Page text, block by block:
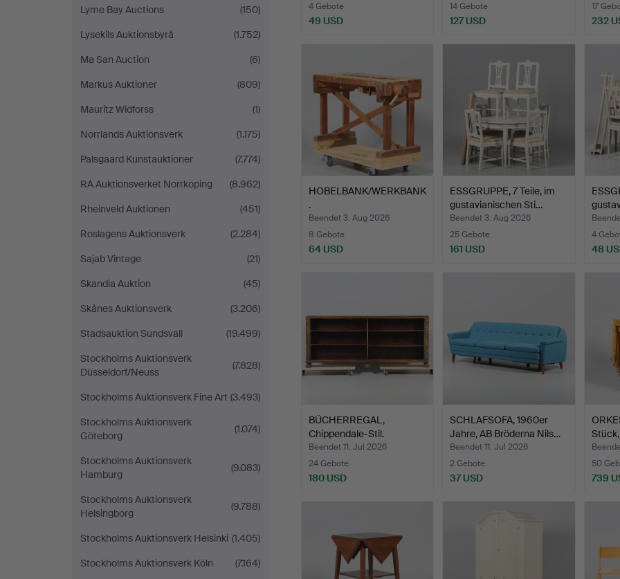
Lyme Bay Auctions
(150)
Lysekils Auktionsbyrå
(1.752)
Ma San Auction
(6)
Markus Auktioner
(809)
Mauritz Widforss
(1)
Norrlands Auktionsverk
(1.175)
Palsgaard Kunstauktioner
(7.774)
RA Auktionsverket Norrköping
(8.962)
Rheinveld Auktionen
(451)
Roslagens Auktionsverk
(2.284)
Sajab Vintage
(21)
Skandia Auktion
(45)
Skånes Auktionsverk
(3.206)
Stadsauktion Sundsvall
(19.499)
Stockholms Auktionsverk
Düsseldorf/Neuss
(7.828)
Stockholms Auktionsverk Fine Art (3.493)
Stockholms Auktionsverk
Göteborg
(1.074)
Stockholms Auktionsverk
Hamburg
(9.083)
Stockholms Auktionsverk
Helsingborg
(9.788)
Stockholms Auktionsverk Helsinki (1.405)
Stockholms Auktionsverk Köln
(7.164)
4 Gebote
49 USD
14 Gebote
127 USD
17
232
HOBELBANK/WERKBANK
.
Beendet 3. Aug 2026
8 Gebote
64 USD
ESSGRUPPE, 7 Teile, im
gustavianischen Sti…
Beendet 3. Aug 2026
25 Gebote
161 USD
4
48
BÜCHERREGAL,
Chippendale-Stil.
Beendet 11. Jul 2026
24 Gebote
180 USD
SCHLAFSOFA, 1960er
Jahre, AB Bröderna Nils…
Beendet 11. Jul 2026
2 Gebote
37 USD
50
739